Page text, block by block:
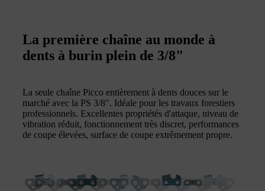
La première chaîne au monde à
dents à burin plein de 3/8"
La seule chaîne Picco entièrement à dents douces sur le
marché avec la PS 3/8". Idéale pour les travaux forestiers
professionnels. Excellentes propriétés d'attaque, niveau de
vibration réduit, fonctionnement très discret, performances
de coupe élevées, surface de coupe extrêmement propre.